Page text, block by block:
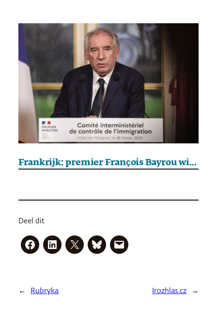
Frankrijk: premier François Bayrou wil akkoorden met Algerije herzien
Deel dit
← Rubryka Irozhlas.cz →